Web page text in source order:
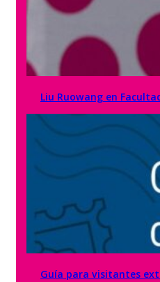
Liu Ruowang en
Guía para visitantes